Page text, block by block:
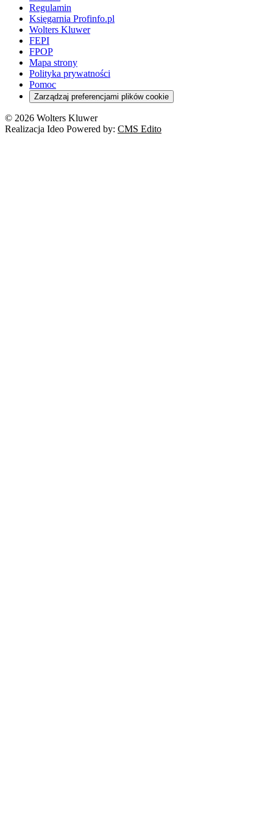
KSeF
Orzeczenia
Nowe uprawnienia PIP
Banki
Orzeczenia
Energetyka
ESG
Kredyty
Cło
Deregulacja
Cyberbezpieczeństwo
Franczyza
Prawo autorskie
Rynek i konsument
Domowe finanse
Emerytury i renty
Pacjent
Szkoła i uczeń
Turystyka
Orzeczenia
RODO
Regulamin
Księgarnia Profinfo.pl
Wolters Kluwer
FEPI
FPOP
Mapa strony
Polityka prywatności
Pomoc
Zarządzaj preferencjami plików cookie
© 2026 Wolters Kluwer
Realizacja Ideo Powered by: CMS Edito